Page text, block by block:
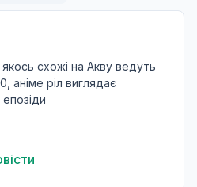
схожі на Акву ведуть
аніме ріл виглядає